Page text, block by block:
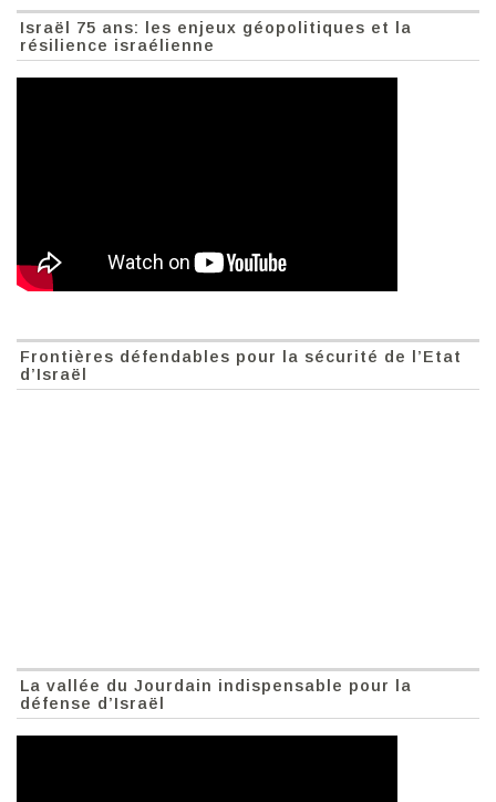
Israël 75 ans: les enjeux géopolitiques et la
résilience israélienne
Frontières défendables pour la sécurité de l’Etat
d’Israël
La vallée du Jourdain indispensable pour la
défense d’Israël